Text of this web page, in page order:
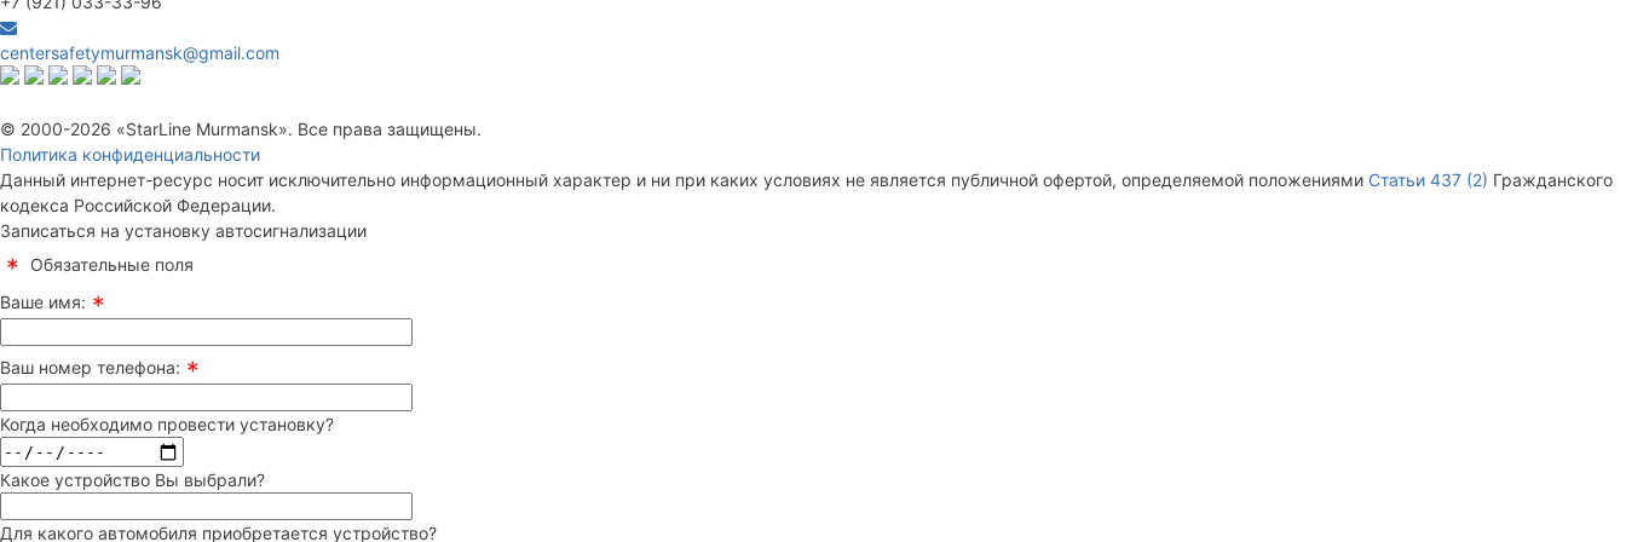
centersafetymurmansk@gmail.com
© 2000-2026 «StarLine Murmansk». Все права защищены.
Политика конфиденциальности
Данный интернет-ресурс носит исключительно информационный характер и ни при каких условиях не является публичной офертой, определяемой положениями Статьи 437 (2) Гражданского
кодекса Российской Федерации.
Записаться на установку автосигнализации
*
Обязательные поля
Ваше имя: *
Ваш номер телефона: *
Когда необходимо провести установку?
Какое устройство Вы выбрали?
Для какого автомобиля приобретается устройство?